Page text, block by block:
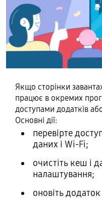
Якщо сторінки
працює в окремих
доступами додатків
Основні дії:
перевірте
даних і Wi-Fi;
очистіть кеш і
налаштування;
оновіть